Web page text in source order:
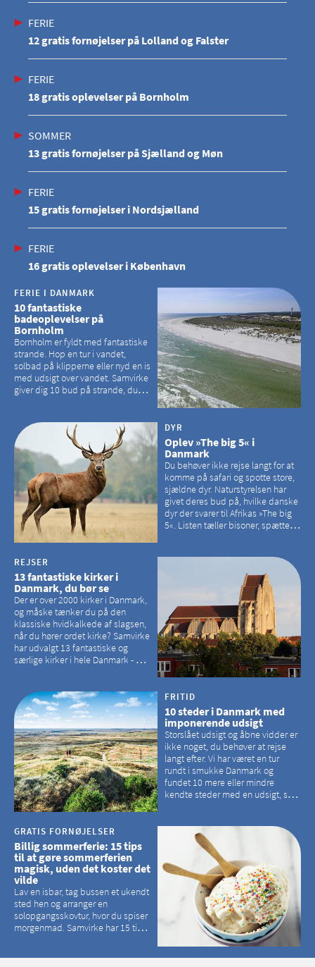
FERIE
12 gratis fornøjelser på Lolland og Falster
FERIE
18 gratis oplevelser på Bornholm
SOMMER
13 gratis fornøjelser på Sjælland og Møn
FERIE
15 gratis fornøjelser i Nordsjælland
FERIE
16 gratis oplevelser i København
FERIE I DANMARK
10 fantastiske
badeoplevelser på
Bornholm
Bornholm er fyldt med fantastiske
strande. Hop en tur i vandet,
solbad på klipperne eller nyd en is
med udsigt over vandet. Samvirke
giver dig 10 bud på strande, du
DYR
Oplev »The big 5« i
Danmark
Du behøver ikke rejse langt for at
komme på safari og spotte store,
sjældne dyr. Naturstyrelsen har
givet deres bud på, hvilke danske
dyr der svarer til Afrikas »The big
5«. Listen tæller bisoner, spættede
REJSER
13 fantastiske kirker i
Danmark, du bør se
Der er over 2000 kirker i Danmark,
og måske tænker du på den
klassiske hvidkalkede af slagsen,
når du hører ordet kirke? Samvirke
har udvalgt 13 fantastiske og
særlige kirker i hele Danmark - og
hvilke kirker, der er en omvej værd
FRITID
10 steder i Danmark med
imponerende udsigt
Storslået udsigt og åbne vidder er
ikke noget, du behøver at rejse
langt efter. Vi har været en tur
rundt i smukke Danmark og
fundet 10 mere eller mindre
kendte steder med en udsigt, som
GRATIS FORNØJELSER
Billig sommerferie: 15 tips
til at gøre sommerferien
magisk, uden det koster det
vilde
Lav en isbar, tag bussen et ukendt
sted hen og arranger en
solopgangsskovtur, hvor du spiser
morgenmad. Samvirke har 15 tips